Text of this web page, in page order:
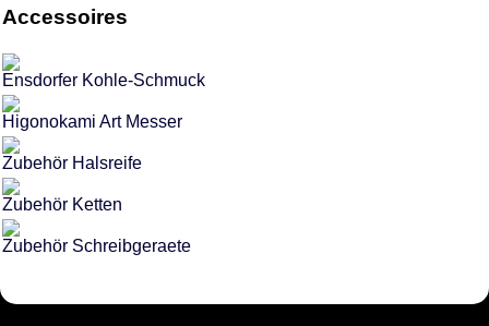
Accessoires
Ensdorfer Kohle-Schmuck
Higonokami Art Messer
Zubehör Halsreife
Zubehör Ketten
Zubehör Schreibgeraete